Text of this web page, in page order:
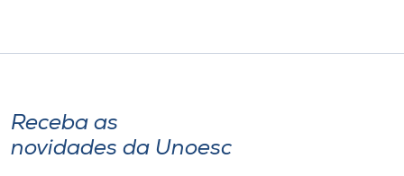
Receba as
novidades da Unoesc